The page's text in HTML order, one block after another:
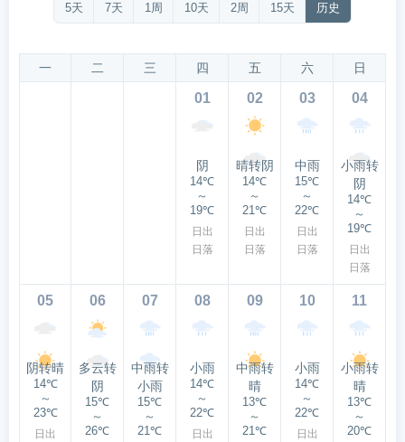
5天 7天 1周 10天 2周 15天 历史
一 二 三 四 五 六 日
01
阴
14℃
～
19℃
日出
日落
02
晴转阴
14℃
～
21℃
日出
日落
03
中雨
15℃
～
22℃
日出
日落
04
小雨转
阴
14℃
～
19℃
日出
日落
05
阴转晴
14℃
～
23℃
日出
06
多云转
阴
15℃
～
26℃
07
中雨转
小雨
15℃
～
21℃
08
小雨
14℃
～
22℃
日出
09
中雨转
晴
13℃
～
21℃
10
小雨
14℃
～
22℃
日出
11
小雨转
晴
13℃
～
20℃